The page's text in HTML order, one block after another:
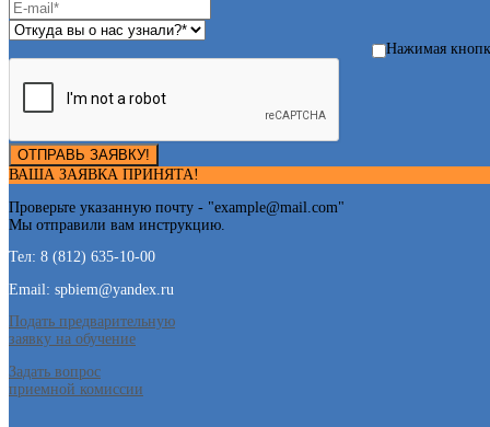
Нажимая
ОТПРАВЬ ЗАЯВКУ!
ВАША ЗАЯВКА ПРИНЯТА!
Проверьте указанную почту - "example@mail.com"
Мы отправили вам инструкцию.
Тел: 8 (812) 635-10-00
Email: spbiem@yandex.ru
Подать предварительную
заявку на обучение
Задать вопрос
приемной комиссии